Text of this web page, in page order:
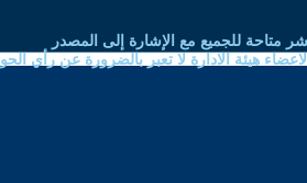
متاحة للجميع مع الإشارة إلى المصدر
هيئة الادارة لا تعبر بالضرورة عن رأي